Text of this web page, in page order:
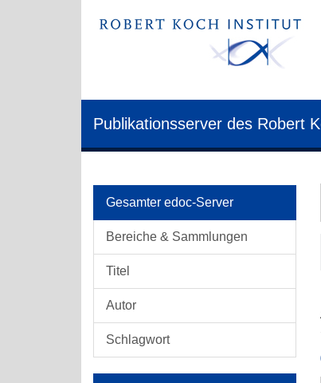
Publikationsserver des Robert
Gesamter edoc-Server
Bereiche & Sammlungen
Titel
Autor
Schlagwort